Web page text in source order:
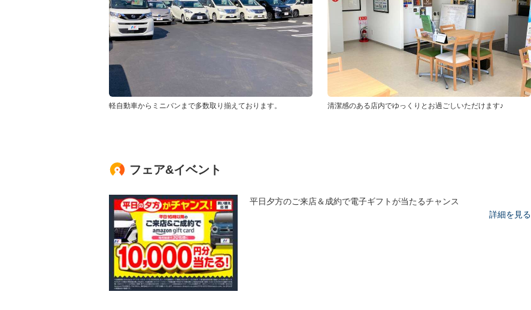
軽自動車からミニバンまで多数取り揃えております。 清潔感のある店内でゆっくりとお過ごしいただけます♪
フェア&イベント
平日夕方のご来店＆成約で電子ギフトが当たるチャンス
詳細を見る